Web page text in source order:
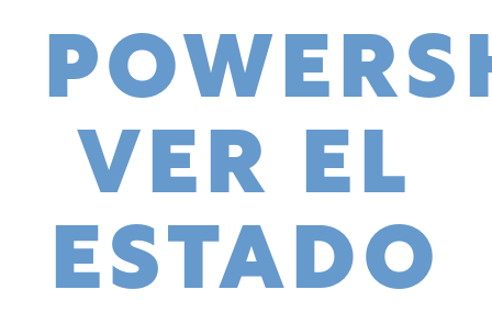
VER EL
ESTADO